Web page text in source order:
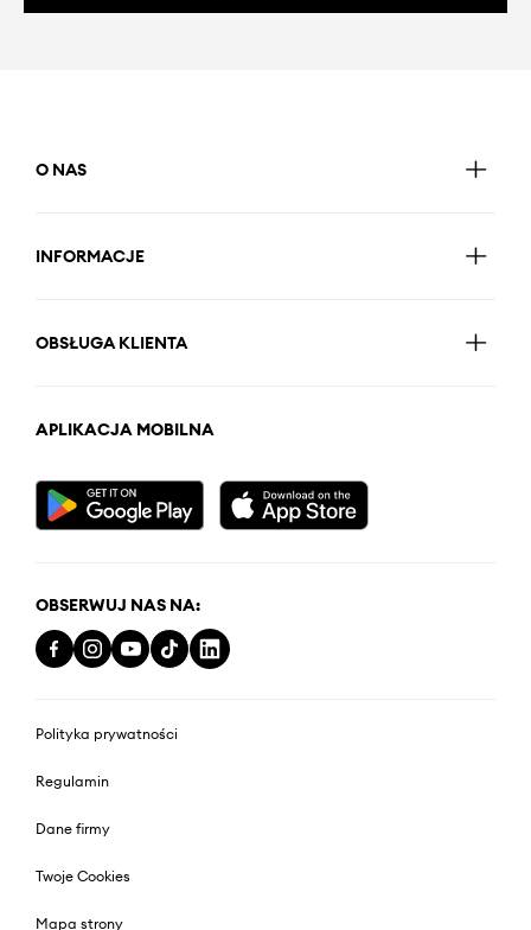
O NAS
INFORMACJE
OBSŁUGA KLIENTA
APLIKACJA MOBILNA
OBSERWUJ NAS NA:
Polityka prywatności
Regulamin
Dane firmy
Twoje Cookies
Mapa strony